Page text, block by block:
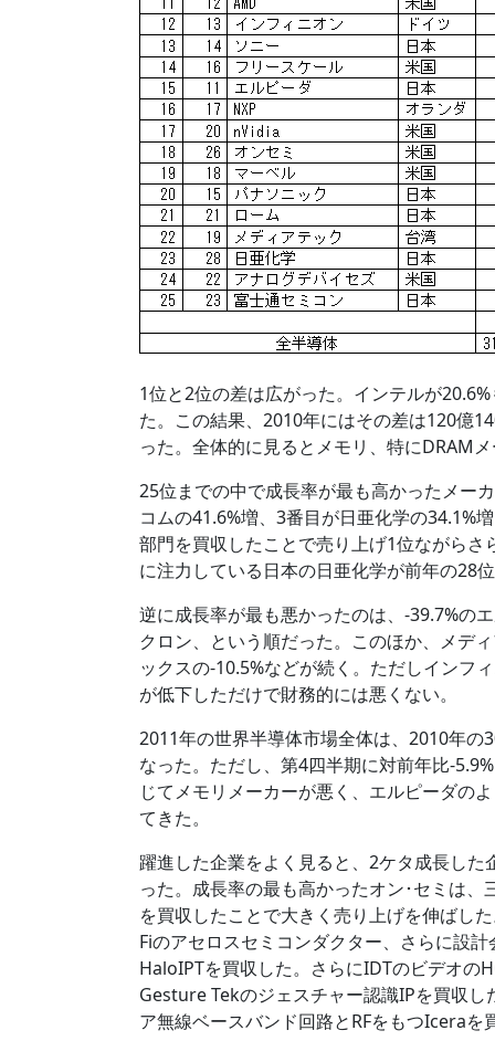
1位と2位の差は広がった。インテルが
た。この結果、2010年にはその差は120億
った。全体的に見るとメモリ、特にDRAMメ
25位までの中で成長率が最も高かったメー
コムの41.6%増、3番目が日亜化学の34.1%
部門を買収したことで売り上げ1位ながら
に注力している日本の日亜化学が前年の28
逆に成長率が最も悪かったのは、-39.7%の
クロン、という順だった。このほか、メデ
ックスの-10.5%などが続く。ただしインフ
が低下しただけで財務的には悪くない。
2011年の世界半導体市場全体は、2010年
なった。ただし、第4四半期に対前年比-
じてメモリメーカーが悪く、エルピーダの
てきた。
躍進した企業をよく見ると、2ケタ成長し
った。成長率の最も高かったオン･セミは
を買収したことで大きく売り上げを伸ばし
Fiのアセロスセミコンダクター、さらに設
HaloIPTを買収した。さらにIDTのビデオの
Gesture Tekのジェスチャー認識IPを買収
ア無線ベースバンド回路とRFをもつIceraを